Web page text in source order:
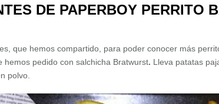
DE PAPERBOY PERRITO
que hemos compartido, para poder conocer más
hemos pedido con salchicha Bratwurst. Lleva patatas
polvo.